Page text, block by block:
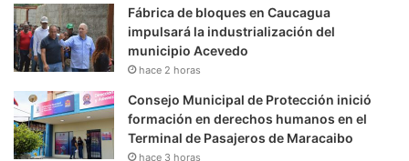
Fábrica de bloques en Caucagua
impulsará la industrialización del
municipio Acevedo
hace 2 horas
Consejo Municipal de Protección inició
formación en derechos humanos en el
Terminal de Pasajeros de Maracaibo
hace 3 horas